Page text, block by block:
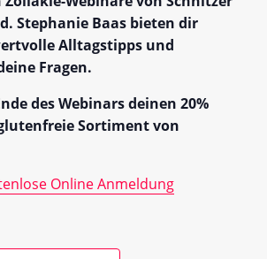
Stephanie Baas bieten dir
Alltagstipps und
Fragen.
des Webinars deinen 20%
Sortiment von
Online Anmeldung